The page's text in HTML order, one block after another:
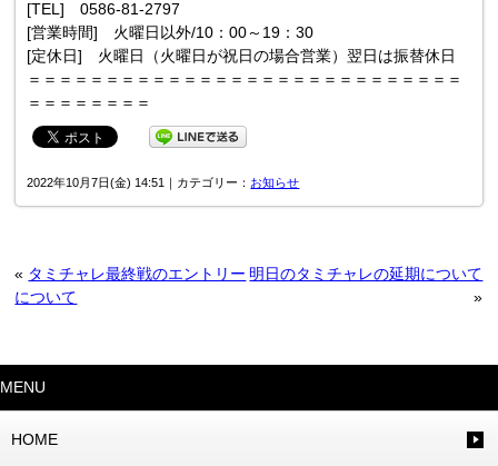
[TEL] 0586-81-2797
[営業時間] 火曜日以外/10：00～19：30
[定休日] 火曜日（火曜日が祝日の場合営業）翌日は振替休日
＝＝＝＝＝＝＝＝＝＝＝＝＝＝＝＝＝＝＝＝＝＝＝＝＝＝＝＝
＝＝＝＝＝＝＝＝
2022年10月7日(金) 14:51｜カテゴリー： お知らせ
« タミチャレ最終戦のエントリー
について
明日のタミチャレの延期について
»
MENU
HOME